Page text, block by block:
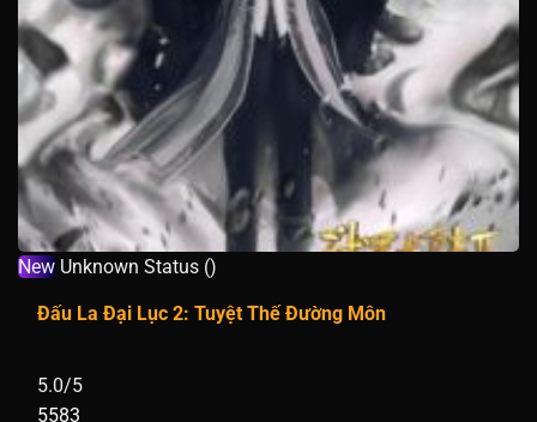
New Unknown Status ()
Đấu La Đại Lục 2: Tuyệt Thế Đường Môn
5.0/5
5583